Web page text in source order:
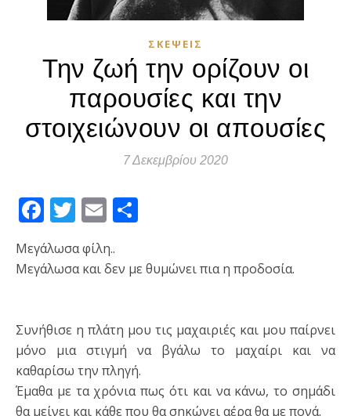
ΣΚΈΨΕΙΣ
Την ζωή την ορίζουν οι
παρουσίες και την
στοιχειώνουν οι απουσίες
7 Δεκεμβρίου 2020
Facebook
Twitter
Email
Μεγάλωσα φίλη..
Μεγάλωσα και δεν με θυμώνει πια η προδοσία.
Συνήθισε η πλάτη μου τις μαχαιριές και μου παίρνει
μόνο μια στιγμή να βγάλω το μαχαίρι και να
καθαρίσω την πληγή.
Έμαθα με τα χρόνια πως ότι και να κάνω, το σημάδι
θα μείνει και κάθε που θα σηκώνει αέρα θα με πονά.